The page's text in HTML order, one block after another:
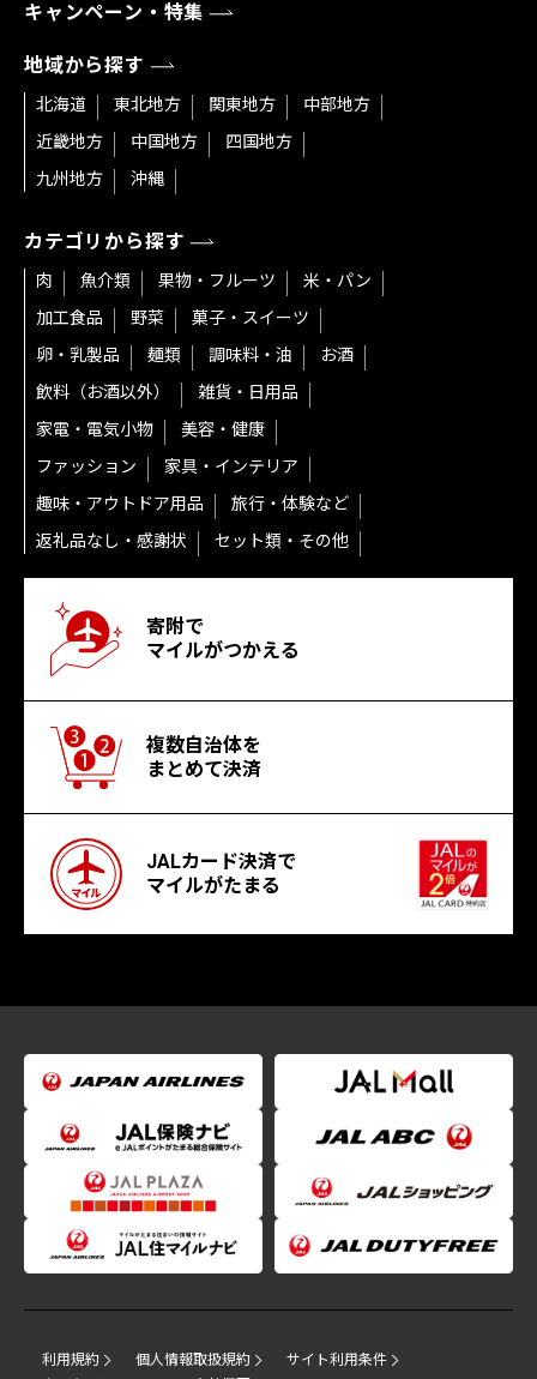
キャンペーン・特集
地域から探す
北海道 東北地方 関東地方
中部地方
近畿地方
中国地方
四国地方
九州地方
沖縄
カテゴリから探す
肉 魚介類 果物・フルーツ
米・パン
加工食品
野菜
菓子・スイーツ
卵・乳製品
麺類 調味料・油
お酒
飲料（お酒以外）
雑貨・日用品
家電・電気小物
美容・健康
ファッション
家具・インテリア
趣味・アウトドア用品
旅行・体験など
返礼品なし・感謝状
セット類・その他
寄附で
マイルがつかえる
複数自治体を
まとめて決済
JALカード決済で
マイルがたまる
利用規約 個人情報取扱規約
サイト利用条件